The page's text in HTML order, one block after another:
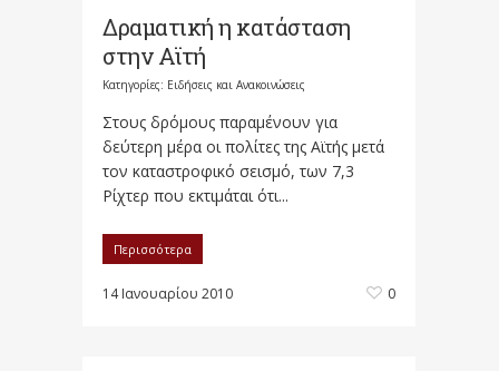
Δραματική η κατάσταση
στην Αϊτή
Κατηγορίες: Ειδήσεις και Ανακοινώσεις
Στους δρόμους παραμένουν για
δεύτερη μέρα οι πολίτες της Αϊτής μετά
τον καταστροφικό σεισμό, των 7,3
Ρίχτερ που εκτιμάται ότι...
Περισσότερα
14 Ιανουαρίου 2010 0